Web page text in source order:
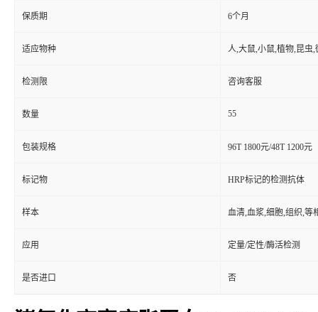
保质期 6个月
适应物种 人,大鼠,小鼠,植物,昆虫,
检测限 咨询客服
数量 55
包装规格 96T 1800元/48T 1200元
标记物 HRP标记的检测抗体
样本 血清,血浆,细胞,组织,等
应用 定量/定性/酶活检测
是否进口 否